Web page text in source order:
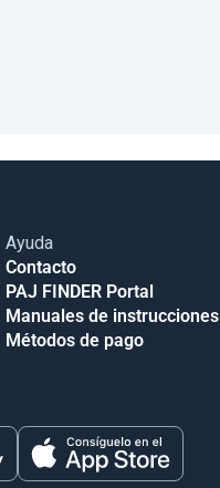
Ayuda
Contacto
PAJ FINDER Portal
Manuales de instrucciones
Métodos de pago